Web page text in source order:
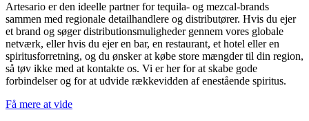
Artesario er den ideelle partner for tequila- og mezcal-brands
sammen med regionale detailhandlere og distributører. Hvis du ejer
et brand og søger distributionsmuligheder gennem vores globale
netværk, eller hvis du ejer en bar, en restaurant, et hotel eller en
spiritusforretning, og du ønsker at købe store mængder til din region,
så tøv ikke med at kontakte os. Vi er her for at skabe gode
forbindelser og for at udvide rækkevidden af enestående spiritus.
Få mere at vide